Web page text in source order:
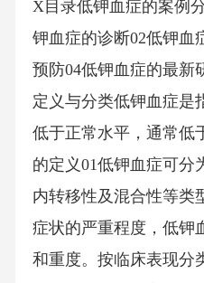
X目录低钾血症的案例
钾血症的诊断02低钾血
预防04低钾血症的最新
定义与分类低钾血症是
低于正常水平，通常低
的定义01低钾血症可分
内转移性及混合性等类
症状的严重程度，低钾
和重度。按临床表现分